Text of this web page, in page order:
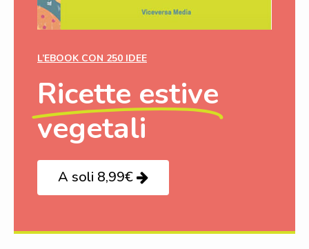
L’EBOOK CON 250 IDEE
Ricette estive
vegetali
A soli 8,99€